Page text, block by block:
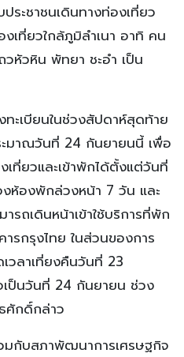
ะชาชนเดินทางท่องเที่ยว
เที่ยวใกล้ภูมิลำเนา อาทิ คน
วหัวหิน พัทยา ชะอำ เป็น
ทะเบียนในช่วงสัปดาห์สุดท้าย
มาณวันที่ 24 กันยายนนี้ เพื่อ
เที่ยวและเข้าพักได้ตั้งแต่วันที่
ห้องพักล่วงหน้า 7 วัน และ
ารถเดินหน้าเข้าใช้บริการที่พัก
รกรุงไทย ในส่วนของการ
เวลาเที่ยงคืนวันที่ 23
ป็นวันที่ 24 กันยายน ช่วง
ศักดิ์กล่าว
มกับสภาพัฒนาการเศรษฐกิจ